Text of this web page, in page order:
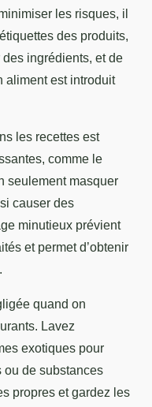
les risques, il
des produits,
ingrédients, et de
aliment est introduit
les recettes est
comme le
seulement masquer
causer des
minutieux prévient
et permet d’obtenir
quand on
Lavez
exotiques pour
ou de substances
propres et gardez les